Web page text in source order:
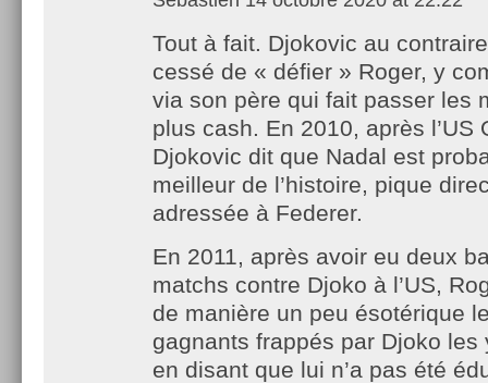
Tout à fait. Djokovic au contraire
cessé de « défier » Roger, y
via son père qui fait passer les
plus cash. En 2010, après l’US
Djokovic dit que Nadal est
meilleur de l’histoire, pique
adressée à Federer.
En 2011, après avoir eu deux
matchs contre Djoko à l’US,
de manière un peu ésotérique
gagnants frappés par Djoko les
en disant que lui n’a pas été